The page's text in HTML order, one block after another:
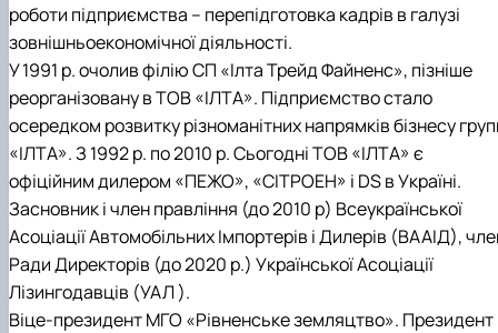
роботи підприємства – перепідготовка кадрів в галузі
зовнішньоекономічної діяльності.
У 1991 р. очолив філію СП «Ілта Трейд Файненс», пізніше
реорганізовану в ТОВ «ІЛТА». Підприємство стало
осередком розвитку різноманітних напрямків бізнесу
«ІЛТА». З 1992 р. по 2010 р. Сьогодні ТОВ «ІЛТА» є
офіційним дилером «ПЕЖО», «СІТРОЕН» і DS в Україні.
Засновник і член правління (до 2010 р) Всеукраїнської
Асоціації Автомобільних Імпортерів і Дилерів (ВААІД),
Ради Директорів (до 2020 р.) Української Асоціації
Лізингодавців (УАЛ ).
Віце-президент МГО «Рівненське земляцтво». Президент